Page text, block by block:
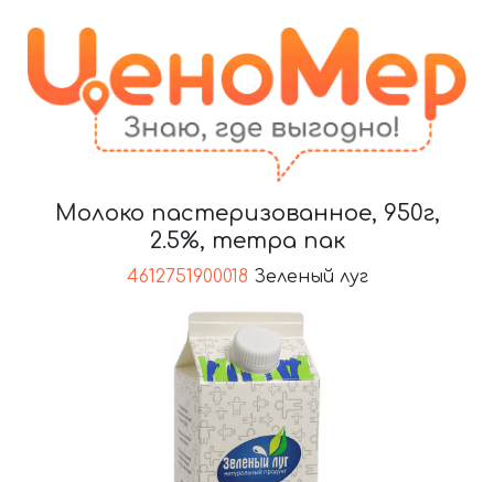
Молоко пастеризованное, 950г,
2.5%, тетра пак
4612751900018 Зеленый луг